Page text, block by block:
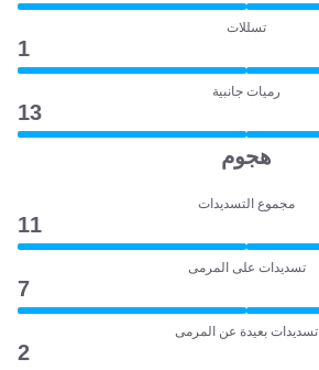
تسللات
1
رميات جانبية
13
هجوم
مجموع التسديدات
11
تسديدات على المرمى
7
تسديدات بعيدة عن المرمى
2